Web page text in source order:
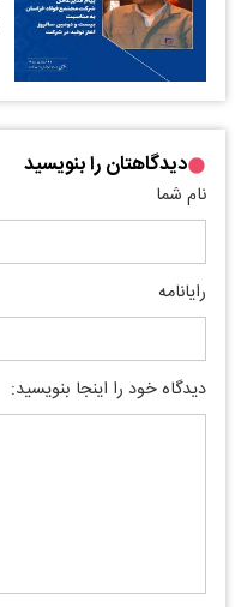
دیدگاهتان را بنویسید
نام شما
رایانامه
دیدگاه خود را اینجا بنویسید: